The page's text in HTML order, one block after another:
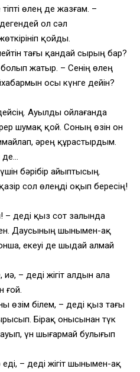
өлең де жазғам. –
ол сәл
қойды.
тағы қандай сырың бар?
жатыр. – Сенің өлең
осы күнге дейін?
Ауылды ойлағанда
шумақ қой. Соның өзін он
әрең құрастырдым.
бәрібір айыптысың.
сол өлеңді оқып бересің!
– деді қыз сот залында
Даусының шынымен-ақ
екеуі де шыдай алмай
– деді жігіт алдын ала
ғой.
өзім білем, – деді қыз тағы
Бірақ онысынан түк
үн шығармай булығып
– деді жігіт шынымен-ақ